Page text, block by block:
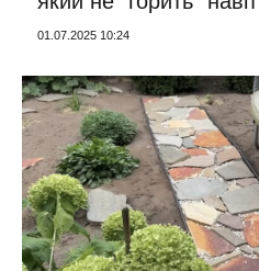
01.07.2025 10:24